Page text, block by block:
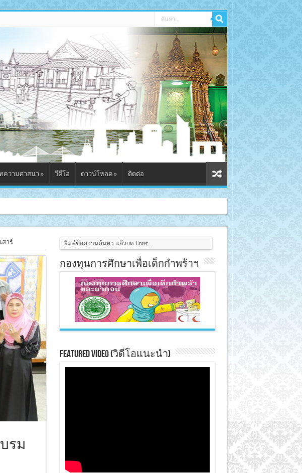
ความศาสนา » วีดีโอ ดาวน์โหลด » ติดต่อ
สาร์
รม
กองทุนการศึกษาเพื่อเด็กกำพร้าฯ
Featured Video (วิดีโอแนะนำ)